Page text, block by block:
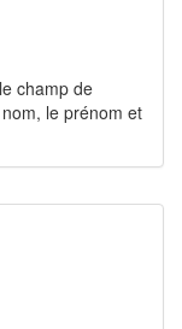
champ de
le prénom et